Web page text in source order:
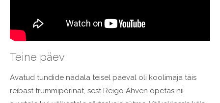
Teine päev
Avatud tundide nädala teisel päeval oli koolimaja täis
reibast trummipõrinat, sest Reigo Ahven õpetas nii